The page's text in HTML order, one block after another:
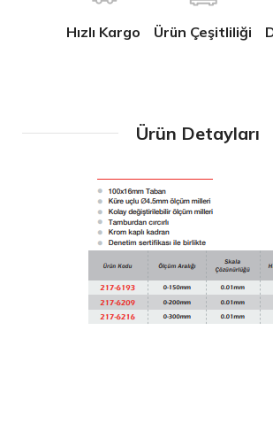
Hızlı Kargo Ürün Çeşitliliği
Ürün Detayları